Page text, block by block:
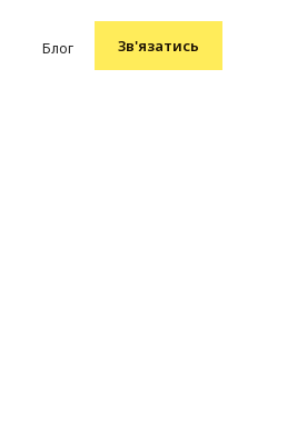
Блог Зв'язатись